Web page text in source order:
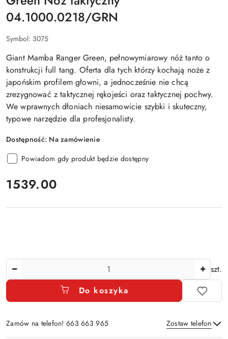
04.1000.0218/GRN
Symbol: 3075
Giant Mamba Ranger Green, pełnowymiarowy nóżtantoo
konstrukcji full tang. Oferta dla tych którzy kochają noże z
japońskim profilem głowni, a jednocześnie nie chcą
zrezygnować z taktycznej rękojeści oraz taktycznej pochwy.
We wprawnych dłoniach niesamowicie szybki i skuteczny,
typowe narzędzie dla profesjonalisty.
Dostępność: Na zamówienie
Powiadom gdy produkt będzie dostępny
cena:
1539.00
szt.
Do koszyka
Zamów na telefon! 663 663 965 Zostaw telefon